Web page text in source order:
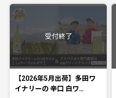
受付終了
【2026年5月出荷】多田ワ
イナリーの 辛口 白ワ…